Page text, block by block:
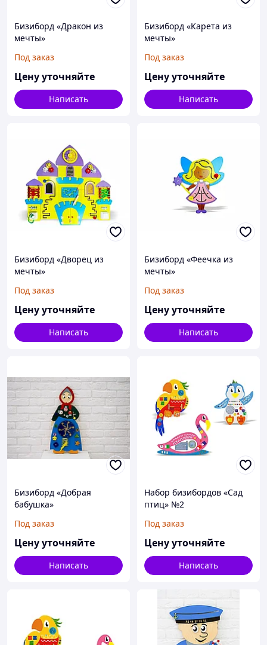
Бизиборд «Дракон из
мечты»
Под заказ
Цену уточняйте
Написать
Бизиборд «Карета из
мечты»
Под заказ
Цену уточняйте
Написать
Бизиборд «Дворец из
мечты»
Под заказ
Цену уточняйте
Написать
Бизиборд «Феечка из
мечты»
Под заказ
Цену уточняйте
Написать
Бизиборд «Добрая
бабушка»
Под заказ
Цену уточняйте
Написать
Набор бизибордов «Сад
птиц» №2
Под заказ
Цену уточняйте
Написать